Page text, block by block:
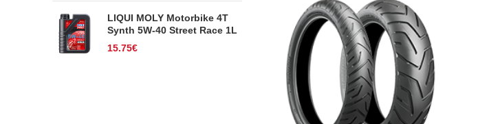
LIQUI MOLY Motorbike 4T
Synth 5W-40 Street Race 1L
15.75€